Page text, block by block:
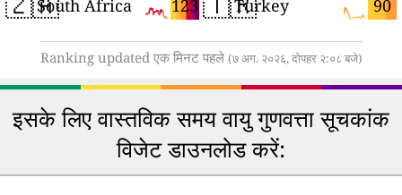
123
South Africa 90
Turkey
Ranking updated एक मिनट पहले (७ अग. २०२६, दोपहर २:०८ बजे)
इसके लिए वास्तविक समय वायु गुणवत्ता सूचकांक
विजेट डाउनलोड करें: